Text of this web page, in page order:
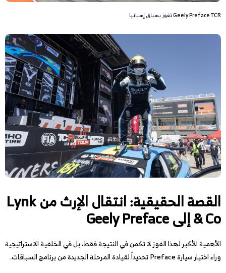
Geely Preface TCR تفوز بسباق إسبانيا
القصة الحقيقية: انتقال الإرث من Lynk
& Co إلى Geely Preface
الأهمية الأكبر لهذا الفوز لا تكمن في النتيجة فقط، بل في الخلفية الاستراتيجية
وراء اختيار سيارة Preface تحديداً لقيادة المرحلة الجديدة من برنامج السباقات.